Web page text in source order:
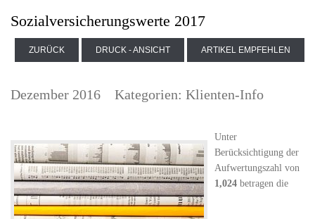
Sozialversicherungswerte 2017
ZURÜCK DRUCK - ANSICHT ARTIKEL EMPFEHLEN
Dezember 2016 Kategorien: Klienten-Info
Unter
Berücksichtigung der
Aufwertungszahl von
1,024 betragen die